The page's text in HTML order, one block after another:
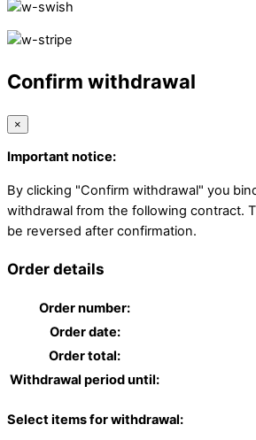
Confirm withdrawal
×
Important notice:
By clicking "Confirm withdrawal" you
withdrawal from the following contract.
be reversed after confirmation.
Order details
Order number:
Order date:
Order total:
Withdrawal period until:
Select items for withdrawal: